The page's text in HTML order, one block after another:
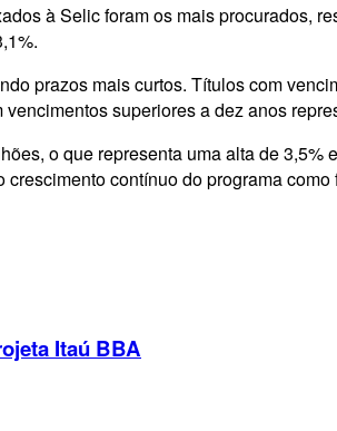
à Selic foram os mais procurados,
prazos mais curtos. Títulos com
superiores a dez anos
o que representa uma alta de
contínuo do programa
Itaú BBA